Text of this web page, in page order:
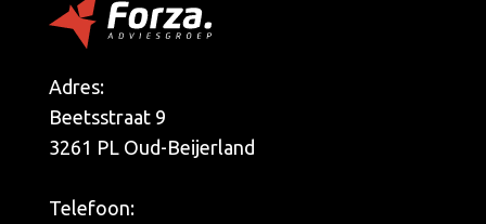
Adres:
Beetsstraat 9
3261 PL Oud-Beijerland
Telefoon: